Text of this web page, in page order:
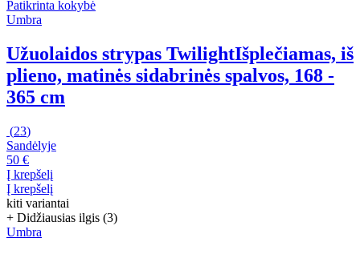
Patikrinta kokybė
Umbra
Užuolaidos strypas TwilightIšplečiamas, iš
plieno, matinės sidabrinės spalvos, 168 -
365 cm
(23)
Sandėlyje
50 €
Į krepšelį
Į krepšelį
kiti variantai
+ Didžiausias ilgis (3)
Umbra